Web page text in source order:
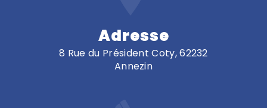
Adresse
8 Rue du Président Coty, 62232
Annezin